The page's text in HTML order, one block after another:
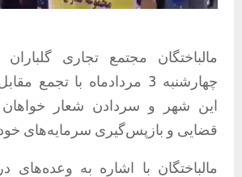
مالباختگان مجتمع تجاری
چهارشنبه 3 مردادماه با
این شهر و سردادن شعار خواهان
قضایی و بازپس‌گیری سرمایه‌های
مالباختگان با اشاره به وعده‌های